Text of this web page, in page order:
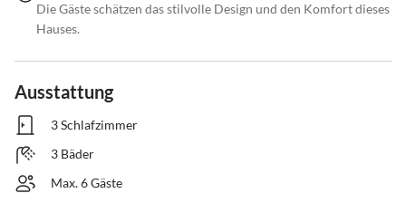
Die Gäste schätzen das stilvolle Design und den Komfort dieses
Hauses.
Ausstattung
3 Schlafzimmer
3 Bäder
Max. 6 Gäste